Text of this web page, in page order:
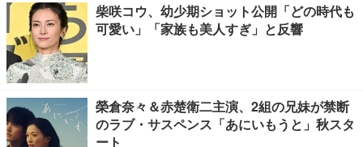
柴咲コウ、幼少期ショット公開「どの時代も
可愛い」「家族も美人すぎ」と反響
榮倉奈々＆赤楚衛二主演、2組の兄妹が禁断
のラブ・サスペンス「あにいもうと」秋スタ
ート